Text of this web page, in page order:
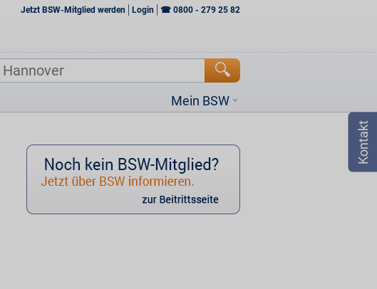
Jetzt BSW-Mitglied werden Login ☎ 0800 - 279 25 82
Mein BSW